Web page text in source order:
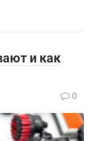
и как
0